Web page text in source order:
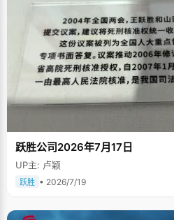
跃胜公司2026年7月17日
UP主: 卢颖
跃胜 • 2026/7/19